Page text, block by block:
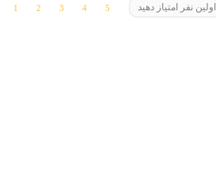
اولین نفر امتیاز دهید